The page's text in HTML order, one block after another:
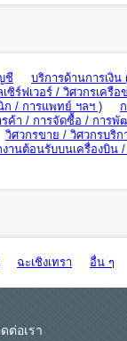
ชี บริการด้านการเงิน
ซิร์ฟเวอร์ / วิศวกรเครือ
/ การแพทย์ ฯลฯ )
ค้า / การจัดซื้อ / การพั
วิศวกรขาย / วิศวกรบริก
านต้อนรับบนเครื่องบิ
ฉะเชิงเทรา อื่น ๆ
ต่อเรา